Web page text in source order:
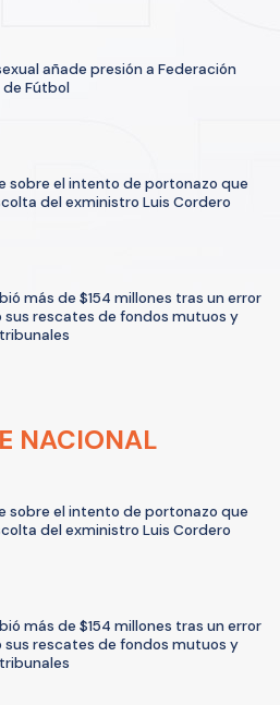
añade presión a Federación
Fútbol
sobre el intento de portonazo que
del exministro Luis Cordero
más de $154 millones tras un error
sus rescates de fondos mutuos y
NACIONAL
sobre el intento de portonazo que
del exministro Luis Cordero
más de $154 millones tras un error
sus rescates de fondos mutuos y